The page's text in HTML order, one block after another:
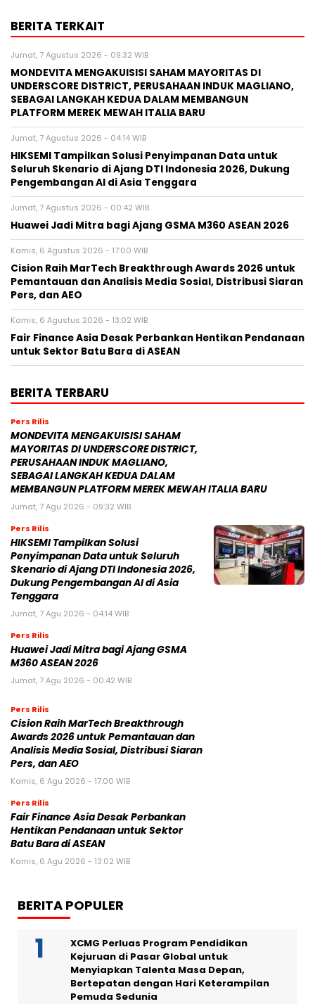
BERITA TERKAIT
Jumat, 7 Agustus 2026 - 09:32 WIB
MONDEVITA MENGAKUISISI SAHAM MAYORITAS DI
UNDERSCORE DISTRICT, PERUSAHAAN INDUK MAGLIANO,
SEBAGAI LANGKAH KEDUA DALAM MEMBANGUN
PLATFORM MEREK MEWAH ITALIA BARU
Jumat, 7 Agustus 2026 - 04:14 WIB
HIKSEMI Tampilkan Solusi Penyimpanan Data untuk
Seluruh Skenario di Ajang DTI Indonesia 2026, Dukung
Pengembangan AI di Asia Tenggara
Jumat, 7 Agustus 2026 - 00:42 WIB
Huawei Jadi Mitra bagi Ajang GSMA M360 ASEAN 2026
Kamis, 6 Agustus 2026 - 17:00 WIB
Cision Raih MarTech Breakthrough Awards 2026 untuk
Pemantauan dan Analisis Media Sosial, Distribusi Siaran
Pers, dan AEO
Kamis, 6 Agustus 2026 - 13:02 WIB
Fair Finance Asia Desak Perbankan Hentikan Pendanaan
untuk Sektor Batu Bara di ASEAN
BERITA TERBARU
Pers Rilis
MONDEVITA MENGAKUISISI SAHAM
MAYORITAS DI UNDERSCORE DISTRICT,
PERUSAHAAN INDUK MAGLIANO,
SEBAGAI LANGKAH KEDUA DALAM
MEMBANGUN PLATFORM MEREK MEWAH ITALIA BARU
Jumat, 7 Agu 2026 - 09:32 WIB
Pers Rilis
HIKSEMI Tampilkan Solusi
Penyimpanan Data untuk Seluruh
Skenario di Ajang DTI Indonesia 2026,
Dukung Pengembangan AI di Asia
Tenggara
Jumat, 7 Agu 2026 - 04:14 WIB
Pers Rilis
Huawei Jadi Mitra bagi Ajang GSMA
M360 ASEAN 2026
Jumat, 7 Agu 2026 - 00:42 WIB
Pers Rilis
Cision Raih MarTech Breakthrough
Awards 2026 untuk Pemantauan dan
Analisis Media Sosial, Distribusi Siaran
Pers, dan AEO
Kamis, 6 Agu 2026 - 17:00 WIB
Pers Rilis
Fair Finance Asia Desak Perbankan
Hentikan Pendanaan untuk Sektor
Batu Bara di ASEAN
Kamis, 6 Agu 2026 - 13:02 WIB
BERITA POPULER
XCMG Perluas Program Pendidikan
Kejuruan di Pasar Global untuk
Menyiapkan Talenta Masa Depan,
Bertepatan dengan Hari Keterampilan
Pemuda Sedunia